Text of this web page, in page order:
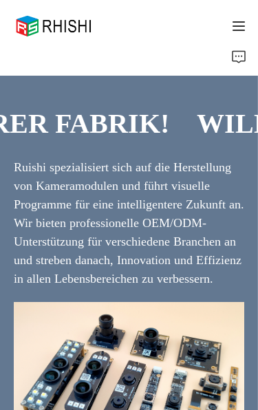
FABRIK!
WILLKOMMEN
Ruishi spezialisiert sich auf die Herstellung
von Kameramodulen und führt visuelle
Programme für eine intelligentere Zukunft an.
Wir bieten professionelle OEM/ODM-
Unterstützung für verschiedene Branchen an
und streben danach, Innovation und Effizienz
in allen Lebensbereichen zu verbessern.
Support